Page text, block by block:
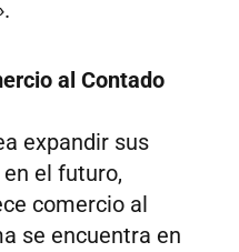
al Contado
expandir sus
el futuro,
comercio al
se encuentra en